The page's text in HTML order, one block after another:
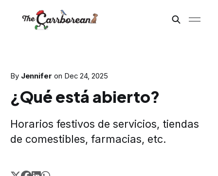
By Jennifer on Dec 24, 2025
¿Qué está abierto?
Horarios festivos de servicios, tiendas
de comestibles, farmacias, etc.